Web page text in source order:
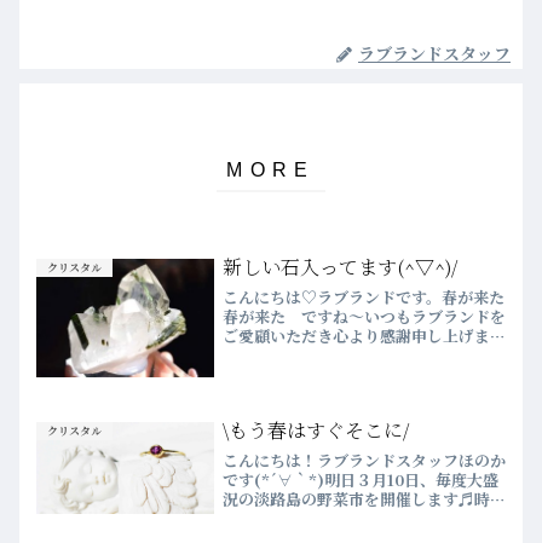
ラブランドスタッフ
クリスタル 新しい石入ってます(^▽^)/
こんにちは♡ラブランドです。春が来た
春が来た ですね～いつもラブランドを
ご愛顧いただき心より感謝申し上げま
クリスタル \もう春はすぐそこに/
こんにちは！ラブランドスタッフほのか
です(*´∀｀*)明日３月10日、毎度大盛
況の淡路島の野菜市を開催します♬時